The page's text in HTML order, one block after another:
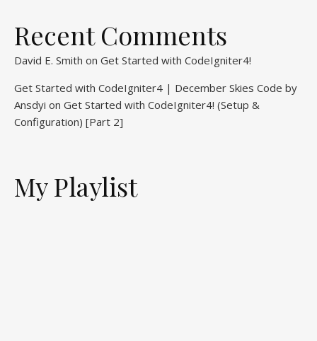
Recent Comments
David E. Smith on Get Started with CodeIgniter4!
Get Started with CodeIgniter4 | December Skies Code by
Ansdyi on Get Started with CodeIgniter4! (Setup &
Configuration) [Part 2]
My Playlist